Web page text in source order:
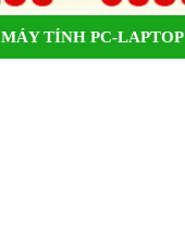
MÁY TÍNH PC-LAPTOP